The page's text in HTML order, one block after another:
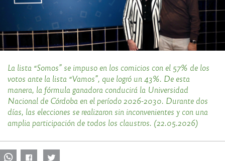
La lista “Somos” se impuso en los comicios con el 57% de los
votos ante la lista “Vamos”, que logró un 43%. De esta
manera, la fórmula ganadora conducirá la Universidad
Nacional de Córdoba en el período 2026-2030. Durante dos
días, las elecciones se realizaron sin inconvenientes y con una
amplia participación de todos los claustros. (22.05.2026)